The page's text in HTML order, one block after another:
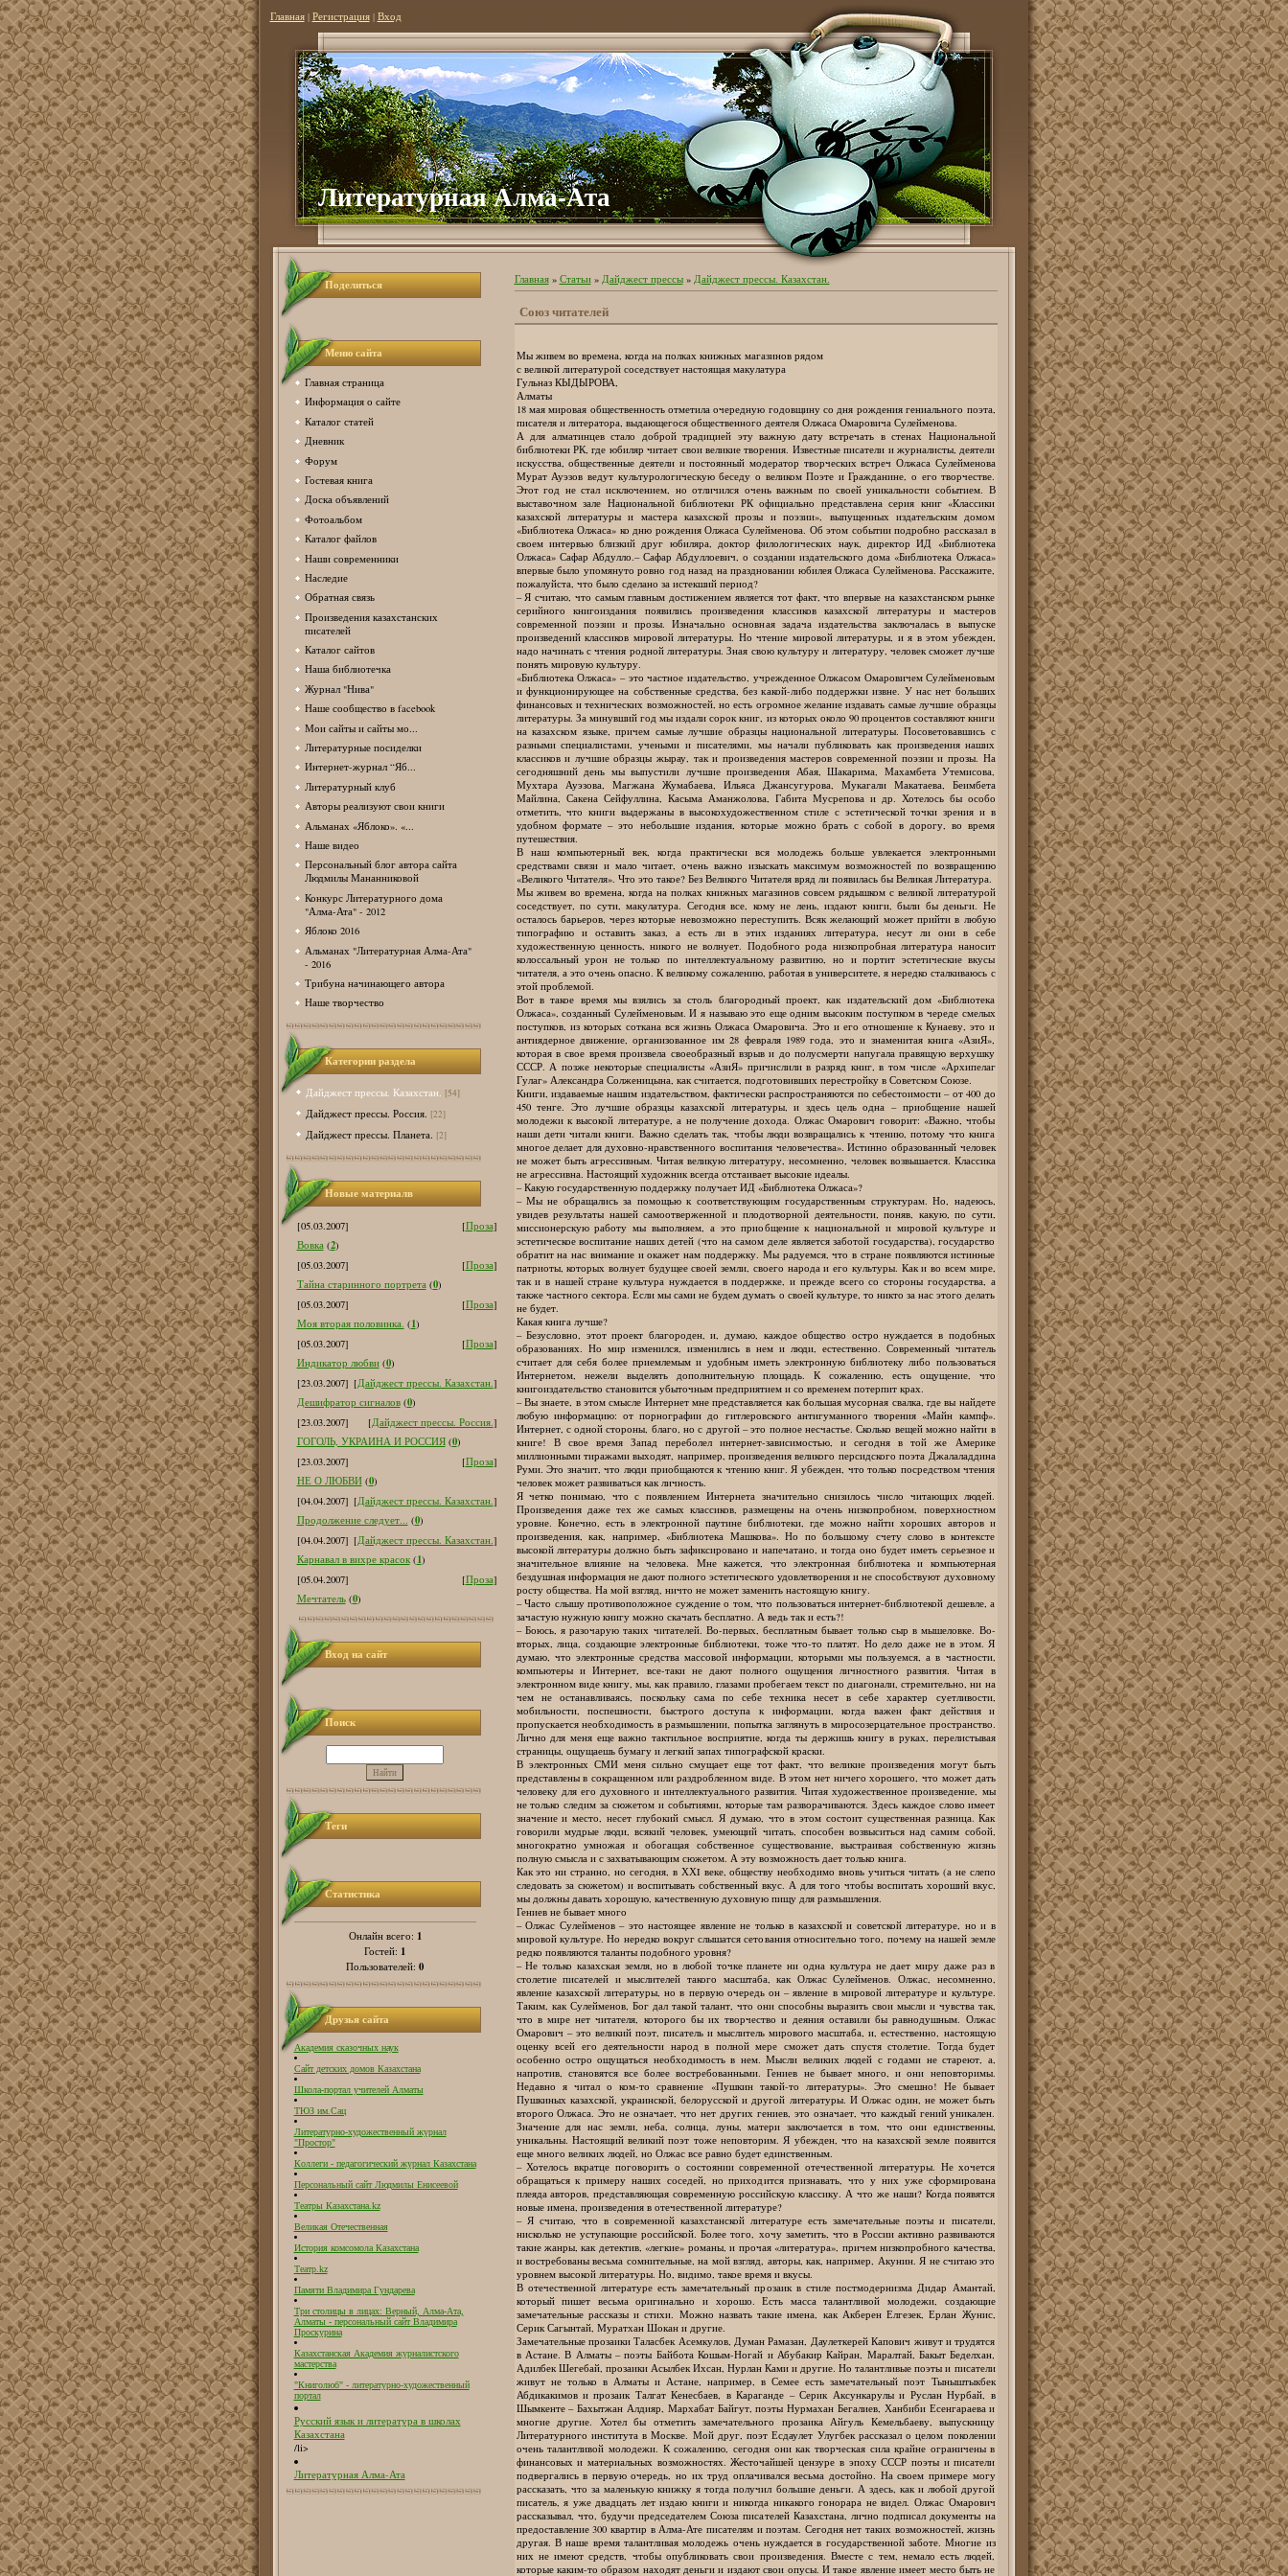
Главная| Регистрация| Вход
Литературная Алма-Ата
Поделиться
Меню сайта
Главная страница
Информация о сайте
Каталог статей
Дневник
Форум
Гостевая книга
Доска объявлений
Фотоальбом
Каталог файлов
Наши современники
Наследие
Обратная связь
Произведения казахстанских
писателей
Каталог сайтов
Наша библиотечка
Журнал "Нива"
Наше сообщество в facebook
Мои сайты и сайты мо...
Литературные посиделки
Интернет-журнал “Яб...
Литературный клуб
Авторы реализуют свои книги
Альманах «Яблоко». «...
Наше видео
Персональный блог автора сайта
Людмилы Мананниковой
Конкурс Литературного дома
"Алма-Ата" - 2012
Яблоко 2016
Альманах "Литературная Алма-Ата"
- 2016
Трибуна начинающего автора
Наше творчество
Категории раздела
Дайджест прессы. Казахстан. [54]
Дайджест прессы. Россия. [22]
Дайджест прессы. Планета. [2]
Новые материалв
[05.03.2007] [Проза]
Вовка (2)
[05.03.2007]
[Проза]
Тайна старинного портрета (0)
[05.03.2007]
[Проза]
Моя вторая половинка. (1)
[05.03.2007]
[Проза]
Индикатор любви (0)
[23.03.2007] [Дайджест прессы. Казахстан.]
Дешифратор сигналов (0)
[23.03.2007]
[Дайджест прессы. Россия.]
ГОГОЛЬ, УКРАИНА И РОССИЯ (0)
[23.03.2007]
[Проза]
НЕ О ЛЮБВИ (0)
[04.04.2007] [Дайджест прессы. Казахстан.]
Продолжение следует... (0)
[04.04.2007] [Дайджест прессы. Казахстан.]
Карнавал в вихре красок (1)
[05.04.2007]
[Проза]
Мечтатель (0)
Вход на сайт
Поиск
Теги
Статистика
Онлайн всего: 1
Гостей: 1
Пользователей: 0
Друзья сайта
Академия сказочных наук
Сайт детских домов Казахстана
Школа-портал учителей Алматы
ТЮЗ им.Сац
Литературно-художественный журнал
"Простор"
Коллеги - педагогический журнал Казахстана
Персональный сайт Людмилы Енисеевой
Театры Казахстана.kz
Великая Отечественная
История комсомола Казахстана
Театр.kz
Памяти Владимира Гундарева
Три столицы в лицах: Верный, Алма-Ата,
Алматы - персональный сайт Владимира
Проскурина
Казахстанская Академия журналистского
мастерства
"Книголюб" - литературно-художественный
портал
Русский язык и литература в школах
Казахстана
/li>
Литературная Алма-Ата
Главная» Статьи» Дайджест прессы» Дайджест прессы. Казахстан.
Союз читателей
Мы живем во времена, когда на полках книжных магазинов рядом
с великой литературой соседствует настоящая макулатура
Гульназ КЫДЫРОВА,
Алматы
18 мая мировая общественность отметила очередную годовщину со дня рождения гениального поэта,
писателя и литератора, выдающегося общественного деятеля Олжаса Омаровича Сулейменова.
А для алматинцев стало доброй традицией эту важную дату встречать в стенах Национальной
библиотеки РК, где юбиляр читает свои великие творения. Известные писатели и журналисты, деятели
искусства, общественные деятели и постоянный модератор творческих встреч Олжаса Сулейменова
Мурат Ауэзов ведут культурологическую беседу о великом Поэте и Гражданине, о его творчестве.
Этот год не стал исключением, но отличился очень важным по своей уникальности событием. В
выставочном зале Национальной библиотеки РК официально представлена серия книг «Классики
казахской литературы и мастера казахской прозы и поэзии», выпущенных издательским домом
«Библиотека Олжаса» ко дню рождения Олжаса Сулейменова. Об этом событии подробно рассказал в
своем интервью близкий друг юбиляра, доктор филологических наук, директор ИД «Библиотека
Олжаса» Сафар Абдулло.– Сафар Абдуллоевич, о создании издательского дома «Библиотека Олжаса»
впервые было упомянуто ровно год назад на праздновании юбилея Олжаса Сулейменова. Расскажите,
пожалуйста, что было сделано за истекший период?
– Я считаю, что самым главным достижением является тот факт, что впервые на казахстанском рынке
серийного книгоиздания появились произведения классиков казахской литературы и мастеров
современной поэзии и прозы. Изначально основная задача издательства заключалась в выпуске
произведений классиков мировой литературы. Но чтение мировой литературы, и я в этом убежден,
надо начинать с чтения родной литературы. Зная свою культуру и литературу, человек сможет лучше
понять мировую культуру.
«Библиотека Олжаса» – это частное издательство, учрежденное Олжасом Омаровичем Сулейменовым
и функционирующее на собственные средства, без какой-либо поддержки извне. У нас нет больших
финансовых и технических возможностей, но есть огромное желание издавать самые лучшие образцы
литературы. За минувший год мы издали сорок книг, из которых около 90 процентов составляют книги
на казахском языке, причем самые лучшие образцы национальной литературы. Посоветовавшись с
разными специалистами, учеными и писателями, мы начали публиковать как произведения наших
классиков и лучшие образцы жырау, так и произведения мастеров современной поэзии и прозы. На
сегодняшний день мы выпустили лучшие произведения Абая, Шакарима, Махамбета Утемисова,
Мухтара Ауэзова, Магжана Жумабаева, Ильяса Джансугурова, Мукагали Макатаева, Беимбета
Майлина, Сакена Сейфуллина, Касыма Аманжолова, Габита Мусрепова и др. Хотелось бы особо
отметить, что книги выдержаны в высокохудожественном стиле с эстетической точки зрения и в
удобном формате – это небольшие издания, которые можно брать с собой в дорогу, во время
путешествия.
В наш компьютерный век, когда практически вся молодежь больше увлекается электронными
средствами связи и мало читает, очень важно изыскать максимум возможностей по возвращению
«Великого Читателя». Что это такое? Без Великого Читателя вряд ли появилась бы Великая Литература.
Мы живем во времена, когда на полках книжных магазинов совсем рядышком с великой литературой
соседствует, по сути, макулатура. Сегодня все, кому не лень, издают книги, были бы деньги. Не
осталось барьеров, через которые невозможно переступить. Всяк желающий может прийти в любую
типографию и оставить заказ, а есть ли в этих изданиях литература, несут ли они в себе
художественную ценность, никого не волнует. Подобного рода низкопробная литература наносит
колоссальный урон не только по интеллектуальному развитию, но и портит эстетические вкусы
читателя, а это очень опасно. К великому сожалению, работая в университете, я нередко сталкиваюсь с
этой проблемой.
Вот в такое время мы взялись за столь благородный проект, как издательский дом «Библиотека
Олжаса», созданный Сулейменовым. И я называю это еще одним высоким поступком в череде смелых
поступков, из которых соткана вся жизнь Олжаса Омаровича. Это и его отношение к Кунаеву, это и
антиядерное движение, организованное им 28 февраля 1989 года, это и знаменитая книга «АзиЯ»,
которая в свое время произвела своеобразный взрыв и до полусмерти напугала правящую верхушку
СССР. А позже некоторые специалисты «АзиЯ» причислили в разряд книг, в том числе «Архипелаг
Гулаг» Александра Солженицына, как считается, подготовивших перестройку в Советском Союзе.
Книги, издаваемые нашим издательством, фактически распространяются по себестоимости – от 400 до
450 тенге. Это лучшие образцы казахской литературы, и здесь цель одна – приобщение нашей
молодежи к высокой литературе, а не получение дохода. Олжас Омарович говорит: «Важно, чтобы
наши дети читали книги. Важно сделать так, чтобы люди возвращались к чтению, потому что книга
многое делает для духовно-нравственного воспитания человечества». Истинно образованный человек
не может быть агрессивным. Читая великую литературу, несомненно, человек возвышается. Классика
не агрессивна. Настоящий художник всегда отстаивает высокие идеалы.
– Какую государственную поддержку получает ИД «Библиотека Олжаса»?
– Мы не обращались за помощью к соответствующим государственным структурам. Но, надеюсь,
увидев результаты нашей самоотверженной и плодотворной деятельности, поняв, какую, по сути,
миссионерскую работу мы выполняем, а это приобщение к национальной и мировой культуре и
эстетическое воспитание наших детей (что на самом деле является заботой государства), государство
обратит на нас внимание и окажет нам поддержку. Мы радуемся, что в стране появляются истинные
патриоты, которых волнует будущее своей земли, своего народа и его культуры. Как и во всем мире,
так и в нашей стране культура нуждается в поддержке, и прежде всего со стороны государства, а
также частного сектора. Если мы сами не будем думать о своей культуре, то никто за нас этого делать
не будет.
Какая книга лучше?
– Безусловно, этот проект благороден, и, думаю, каждое общество остро нуждается в подобных
образованиях. Но мир изменился, изменились в нем и люди, естественно. Современный читатель
считает для себя более приемлемым и удобным иметь электронную библиотеку либо пользоваться
Интернетом, нежели выделять дополнительную площадь. К сожалению, есть ощущение, что
книгоиздательство становится убыточным предприятием и со временем потерпит крах.
– Вы знаете, в этом смысле Интернет мне представляется как большая мусорная свалка, где вы найдете
любую информацию: от порнографии до гитлеровского антигуманного творения «Майн кампф».
Интернет, с одной стороны, благо, но с другой – это полное несчастье. Сколько вещей можно найти в
книге! В свое время Запад переболел интернет-зависимостью, и сегодня в той же Америке
миллионными тиражами выходят, например, произведения великого персидского поэта Джалаладдина
Руми. Это значит, что люди приобщаются к чтению книг. Я убежден, что только посредством чтения
человек может развиваться как личность.
Я четко понимаю, что с появлением Интернета значительно снизилось число читающих людей.
Произведения даже тех же самых классиков, размещены на очень низкопробном, поверхностном
уровне. Конечно, есть в электронной паутине библиотеки, где можно найти хороших авторов и
произведения, как, например, «Библиотека Машкова». Но по большому счету слово в контексте
высокой литературы должно быть зафиксировано и напечатано, и тогда оно будет иметь серьезное и
значительное влияние на человека. Мне кажется, что электронная библиотека и компьютерная
бездушная информация не дают полного эстетического удовлетворения и не способствуют духовному
росту общества. На мой взгляд, ничто не может заменить настоящую книгу.
– Часто слышу противоположное суждение о том, что пользоваться интернет-библиотекой дешевле, а
зачастую нужную книгу можно скачать бесплатно. А ведь так и есть?!
– Боюсь, я разочарую таких читателей. Во-первых, бесплатным бывает только сыр в мышеловке. Во-
вторых, лица, создающие электронные библиотеки, тоже что-то платят. Но дело даже не в этом. Я
думаю, что электронные средства массовой информации, которыми мы пользуемся, а в частности,
компьютеры и Интернет, все-таки не дают полного ощущения личностного развития. Читая в
электронном виде книгу, мы, как правило, глазами пробегаем текст по диагонали, стремительно, ни на
чем не останавливаясь, поскольку сама по себе техника несет в себе характер суетливости,
мобильности, поспешности, быстрого доступа к информации, когда важен факт действия и
пропускается необходимость в размышлении, попытка заглянуть в миросозерцательное пространство.
Лично для меня еще важно тактильное восприятие, когда ты держишь книгу в руках, перелистывая
страницы, ощущаешь бумагу и легкий запах типографской краски.
В электронных СМИ меня сильно смущает еще тот факт, что великие произведения могут быть
представлены в сокращенном или раздробленном виде. В этом нет ничего хорошего, что может дать
человеку для его духовного и интеллектуального развития. Читая художественное произведение, мы
не только следим за сюжетом и событиями, которые там разворачиваются. Здесь каждое слово имеет
значение и место, несет глубокий смысл. Я думаю, что в этом состоит существенная разница. Как
говорили мудрые люди, всякий человек, умеющий читать, способен возвыситься над самим собой,
многократно умножая и обогащая собственное существование, выстраивая собственную жизнь
полную смысла и с захватывающим сюжетом. А эту возможность дает только книга.
Как это ни странно, но сегодня, в ХХI веке, обществу необходимо вновь учиться читать (а не слепо
следовать за сюжетом) и воспитывать собственный вкус. А для того чтобы воспитать хороший вкус,
мы должны давать хорошую, качественную духовную пищу для размышления.
Гениев не бывает много
– Олжас Сулейменов – это настоящее явление не только в казахской и советской литературе, но и в
мировой культуре. Но нередко вокруг слышатся сетования относительно того, почему на нашей земле
редко появляются таланты подобного уровня?
– Не только казахская земля, но в любой точке планете ни одна культура не дает миру даже раз в
столетие писателей и мыслителей такого масштаба, как Олжас Сулейменов. Олжас, несомненно,
явление казахской литературы, но в первую очередь он – явление в мировой литературе и культуре.
Таким, как Сулейменов, Бог дал такой талант, что они способны выразить свои мысли и чувства так,
что в мире нет читателя, которого бы их творчество и деяния оставили бы равнодушным. Олжас
Омарович – это великий поэт, писатель и мыслитель мирового масштаба, и, естественно, настоящую
оценку всей его деятельности народ в полной мере сможет дать спустя столетие. Тогда будет
особенно остро ощущаться необходимость в нем. Мысли великих людей с годами не стареют, а,
напротив, становятся все более востребованными. Гениев не бывает много, и они неповторимы.
Недавно я читал о ком-то сравнение «Пушкин такой-то литературы». Это смешно! Не бывает
Пушкиных казахской, украинской, белорусской и другой литературы. И Олжас один, не может быть
второго Олжаса. Это не означает, что нет других гениев, это означает, что каждый гений уникален.
Значение для нас земли, неба, солнца, луны, матери заключается в том, что они единственны,
уникальны. Настоящий великий поэт тоже неповторим. Я убежден, что на казахской земле появится
еще много великих людей, но Олжас все равно будет единственным.
– Хотелось вкратце поговорить о состоянии современной отечественной литературы. Не хочется
обращаться к примеру наших соседей, но приходится признавать, что у них уже сформирована
плеяда авторов, представляющая современную российскую классику. А что же наши? Когда появятся
новые имена, произведения в отечественной литературе?
– Я считаю, что в современной казахстанской литературе есть замечательные поэты и писатели,
нисколько не уступающие российской. Более того, хочу заметить, что в России активно развиваются
такие жанры, как детектив, «легкие» романы, и прочая «литература», причем низкопробного качества,
и востребованы весьма сомнительные, на мой взгляд, авторы, как, например, Акунин. Я не считаю это
уровнем высокой литературы. Но, видимо, такое время и вкусы.
В отечественной литературе есть замечательный прозаик в стиле постмодернизма Дидар Амантай,
который пишет весьма оригинально и хорошо. Есть масса талантливой молодежи, создающие
замечательные рассказы и стихи. Можно назвать такие имена, как Акберен Елгезек, Ерлан Жунис,
Серик Сагынтай, Муратхан Шокан и другие.
Замечательные прозаики Таласбек Асемкулов, Думан Рамазан, Даулеткерей Капович живут и трудятся
в Астане. В Алматы – поэты Байбота Кошым-Ногай и Абубакир Кайран, Маралтай, Бакыт Беделхан,
Адилбек Шегебай, прозаики Асылбек Ихсан, Нурлан Ками и другие. Но талантливые поэты и писатели
живут не только в Алматы и Астане, например, в Семее есть замечательный поэт Тыныштыкбек
Абдикакимов и прозаик Талгат Кенесбаев, в Караганде – Серик Аксункарулы и Руслан Нурбай, в
Шымкенте – Бахытжан Алдияр, Мархабат Байгут, поэты Нурмахан Бегалиев, Ханбиби Есенгараева и
многие другие. Хотел бы отметить замечательного прозаика Айгуль Кемельбаеву, выпускницу
Литературного института в Москве. Мой друг, поэт Есдаулет Улугбек рассказал о целом поколении
очень талантливой молодежи. К сожалению, сегодня они как творческая сила крайне ограничены в
финансовых и материальных возможностях. Жесточайшей цензуре в эпоху СССР поэты и писатели
подвергались в первую очередь, но их труд оплачивался весьма достойно. На своем примере могу
рассказать, что за маленькую книжку я тогда получил большие деньги. А здесь, как и любой другой
писатель, я уже двадцать лет издаю книги и никогда никакого гонорара не видел. Олжас Омарович
рассказывал, что, будучи председателем Союза писателей Казахстана, лично подписал документы на
предоставление 300 квартир в Алма-Ате писателям и поэтам. Сегодня нет таких возможностей, жизнь
другая. В наше время талантливая молодежь очень нуждается в государственной заботе. Многие из
них не имеют средств, чтобы опубликовать свои произведения. Вместе с тем, немало есть людей,
которые каким-то образом находят деньги и издают свои опусы. И такое явление имеет место быть не